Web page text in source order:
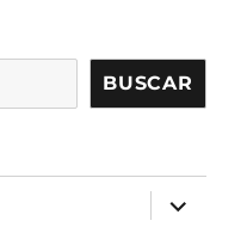
BUSCAR
expandir
el